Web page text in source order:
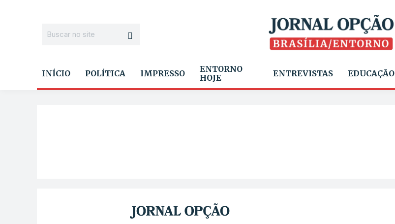
INÍCIO POLÍTICA IMPRESSO
ENTORNO
HOJE
ENTREVISTAS EDUCAÇÃO